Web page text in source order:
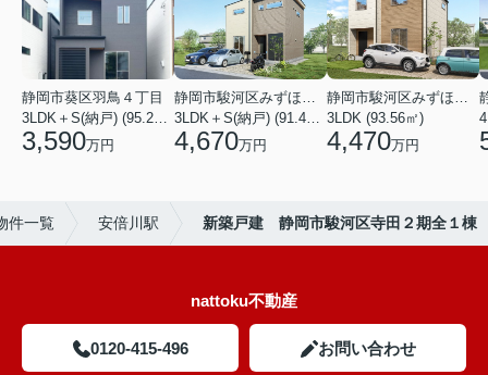
静岡市葵区羽鳥４丁目
3,590万円 4,670万円
3LDK (93.56㎡)
4,470万円
件一覧 安倍川駅 新築戸建 静岡市駿河区寺田２期全１棟
nattoku不動産
0120-415-496 お問い合わせ